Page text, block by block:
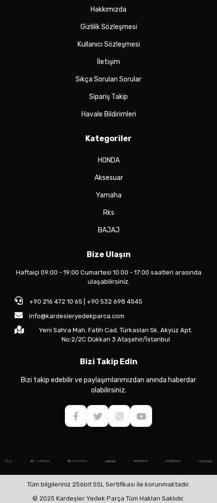
Hakkımızda
Gizlilik Sözleşmesi
Kullanıcı Sözleşmesi
İletişim
Sıkça Sorulan Sorular
Sipariş Takip
Havale Bildirimleri
Kategoriler
HONDA
Aksesuar
Yamaha
Rks
BAJAJ
Bize Ulaşın
Haftaiçi 09:00 - 19:00 Cumartesi 10:00 - 17:00 saatleri arasında
ulaşabilirsiniz.
+90 216 472 10 65 | +90 532 698 4545
info@kardesleryedekparca.com
Yeni Sahra Mah. Fatih Cad. Türkaslan Sk. Akyüz Apt.
No:2/2C Dükkan 3 Ataşehir/İstanbul
Bizi Takip Edin
Bizi takip edebilir ve paylaşımlarımızdan anında haberdar
olabilirsiniz.
Tüm bilgileriniz 256bit SSL Sertifikası ile korunmaktadır.
© 2025 Kardeşler Yedek Parça Tüm Hakları Saklıdır.